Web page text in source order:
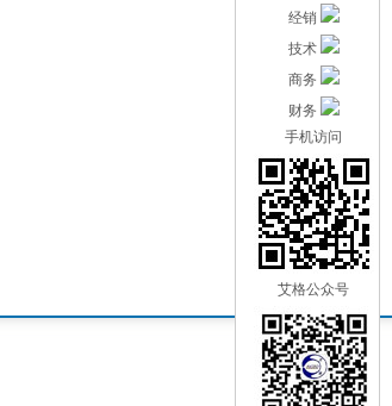
经销
技术
商务
财务
手机访问
艾格公众号